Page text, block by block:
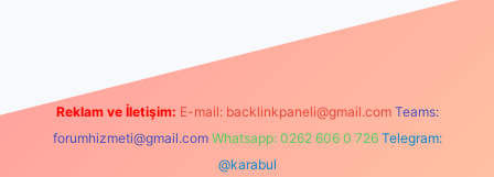
Reklam ve İletişim: E-mail: backlinkpaneli@gmail.com Teams:
forumhizmeti@gmail.com Whatsapp: 0262 606 0 726 Telegram:
@karabul